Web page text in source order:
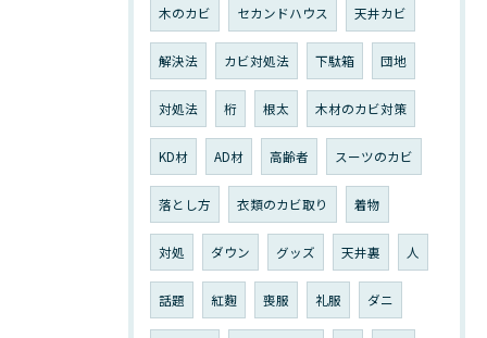
木のカビ セカンドハウス 天井カビ
解決法 カビ対処法 下駄箱 団地
対処法 桁 根太 木材のカビ対策
KD材 AD材 高齢者 スーツのカビ
落とし方 衣類のカビ取り 着物
対処 ダウン グッズ 天井裏 人
話題 紅麴 喪服 礼服 ダニ